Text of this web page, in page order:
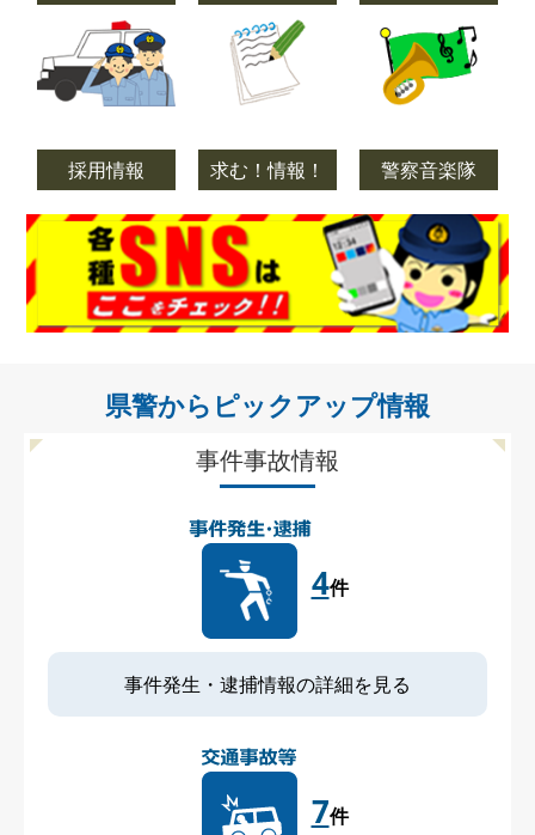
採用情報 求む！情報！ 警察音楽隊
県警からピックアップ情報
事件事故情報
4件
事件発生・逮捕情報の詳細を見る
7件